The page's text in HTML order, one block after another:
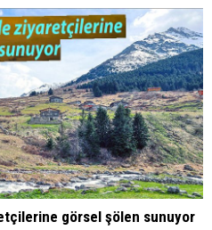
görsel şölen sunuyor